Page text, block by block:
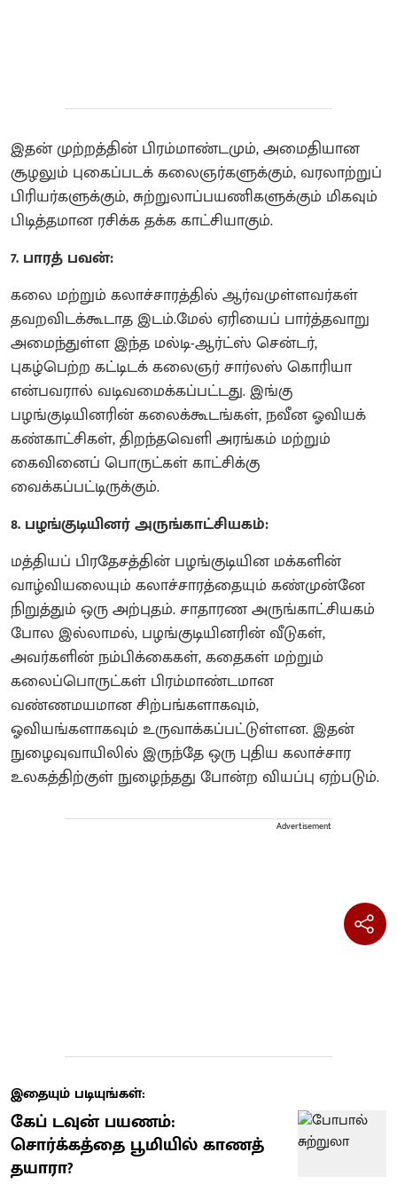
இதன் முற்றத்தின் பிரம்மாண்டமும், அமைதியான
சூழலும் புகைப்படக் கலைஞர்களுக்கும், வரலாற்றுப்
பிரியர்களுக்கும், சுற்றுலாப்பயணிகளுக்கும் மிகவும்
பிடித்தமான ரசிக்க தக்க காட்சியாகும்.
7. பாரத் பவன்:
கலை மற்றும் கலாச்சாரத்தில் ஆர்வமுள்ளவர்கள்
தவறவிடக்கூடாத இடம்.மேல் ஏரியைப் பார்த்தவாறு
அமைந்துள்ள இந்த மல்டி-ஆர்ட்ஸ் சென்டர்,
புகழ்பெற்ற கட்டிடக் கலைஞர் சார்லஸ் கொரியா
என்பவரால் வடிவமைக்கப்பட்டது. இங்கு
பழங்குடியினரின் கலைக்கூடங்கள், நவீன ஓவியக்
கண்காட்சிகள், திறந்தவெளி அரங்கம் மற்றும்
கைவினைப் பொருட்கள் காட்சிக்கு
வைக்கப்பட்டிருக்கும்.
8. பழங்குடியினர் அருங்காட்சியகம்:
மத்தியப் பிரதேசத்தின் பழங்குடியின மக்களின்
வாழ்வியலையும் கலாச்சாரத்தையும் கண்முன்னே
நிறுத்தும் ஒரு அற்புதம். சாதாரண அருங்காட்சியகம்
போல இல்லாமல், பழங்குடியினரின் வீடுகள்,
அவர்களின் நம்பிக்கைகள், கதைகள் மற்றும்
கலைப்பொருட்கள் பிரம்மாண்டமான
வண்ணமயமான சிற்பங்களாகவும்,
ஓவியங்களாகவும் உருவாக்கப்பட்டுள்ளன. இதன்
நுழைவுவாயிலில் இருந்தே ஒரு புதிய கலாச்சார
உலகத்திற்குள் நுழைந்தது போன்ற வியப்பு ஏற்படும்.
Advertisement
இதையும் படியுங்கள்:
கேப் டவுன் பயணம்:
சொர்க்கத்தை பூமியில் காணத்
தயாரா?